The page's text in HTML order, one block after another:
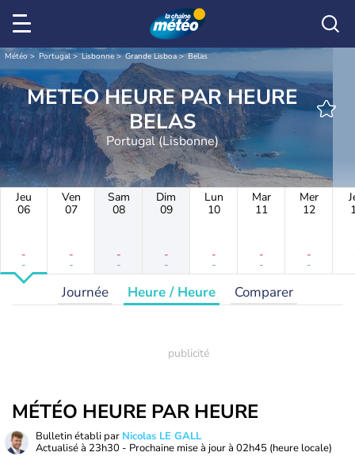
Météo Portugal Lisbonne Grande Lisboa Belas
METEO HEURE PAR HEURE
BELAS
Portugal (Lisbonne)
Jeu
06
-
-
Ven
07
-
-
Sam
08
-
-
Dim
09
-
-
Lun
10
-
-
Mar
11
-
-
Mer
12
-
-
Journée Heure / Heure Comparer
MÉTÉO HEURE PAR HEURE
Bulletin établi par Nicolas LE GALL
Actualisé à 23h30 - Prochaine mise à jour à 02h45 (heure locale)